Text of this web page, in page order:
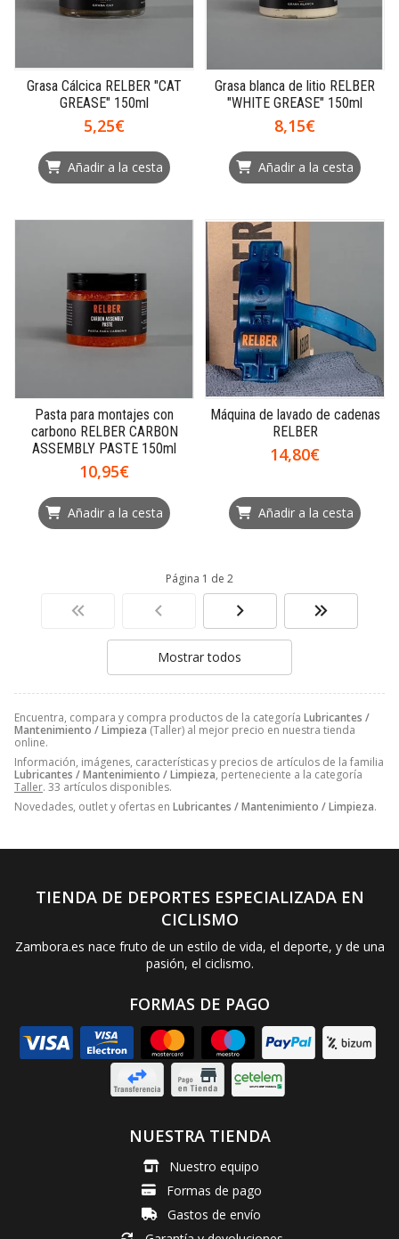
Encuentra, compara y compra productos de la categoría Lubricantes /
Mantenimiento / Limpieza (Taller) al mejor precio en nuestra tienda
online.
Información, imágenes, características y precios de artículos de la familia
Lubricantes / Mantenimiento / Limpieza, perteneciente a la categoría
Taller. 33 artículos disponibles.
Novedades, outlet y ofertas en Lubricantes / Mantenimiento / Limpieza.
Grasa Cálcica RELBER "CAT
GREASE" 150ml
5,25€
Añadir a la cesta
Grasa blanca de litio RELBER
"WHITE GREASE" 150ml
8,15€
Añadir a la cesta
Pasta para montajes con
carbono RELBER CARBON
ASSEMBLY PASTE 150ml
10,95€
Añadir a la cesta
Máquina de lavado de cadenas
RELBER
14,80€
Añadir a la cesta
Página 1 de 2
Mostrar todos
TIENDA DE DEPORTES ESPECIALIZADA EN
CICLISMO
Zambora.es nace fruto de un estilo de vida, el deporte, y de una
pasión, el ciclismo.
FORMAS DE PAGO
NUESTRA TIENDA
Nuestro equipo
Formas de pago
Gastos de envío